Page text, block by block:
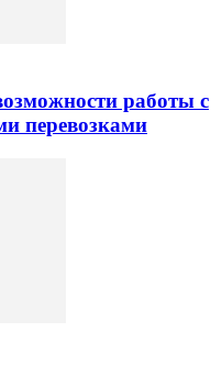
работы с
перевозками